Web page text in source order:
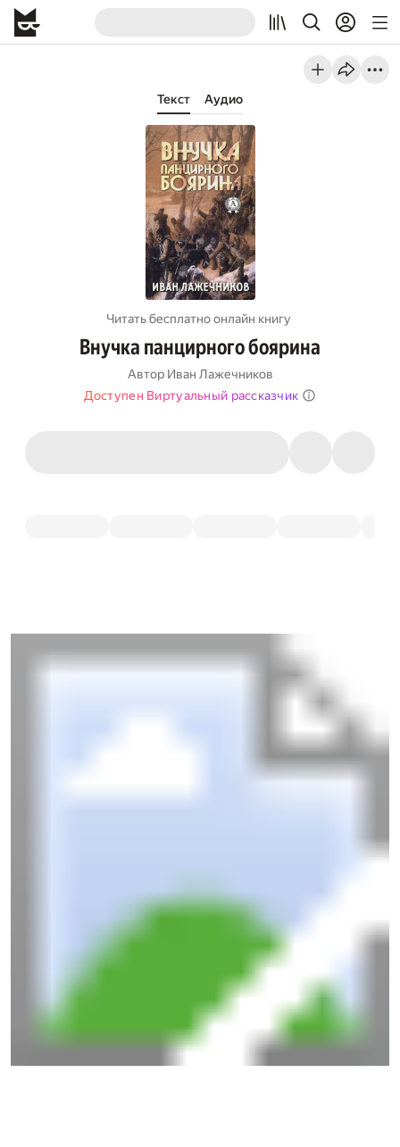
Текст Аудио
Читать бесплатно онлайн книгу
Внучка панцирного боярина
Автор Иван Лажечников
Доступен Виртуальный рассказчик